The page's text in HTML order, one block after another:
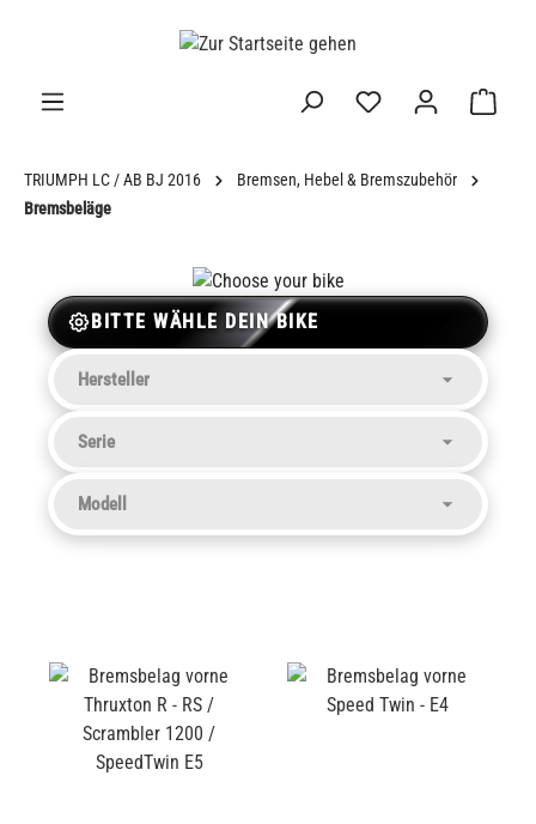
TRIUMPH LC / AB BJ 2016
Bremsen, Hebel & Bremszubehör
Bremsbeläge
BITTE WÄHLE DEIN BIKE